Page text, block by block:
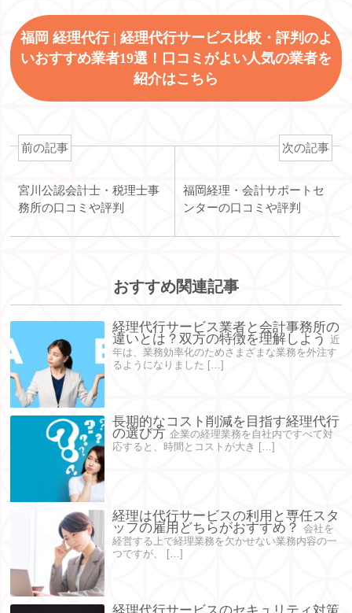
福岡 経理代行 | 経理代行サービス比較・評判のよ
いおすすめ業者19選！口コミがよい人気の業者を
紹介はこちら
前の記事
宮川公認会計士・税理士事
務所の口コミや評判
次の記事
福岡経理・会計サポートセ
ンターの口コミや評判
おすすめ関連記事
経理代行サービス業者と会計事務所の
違いとは？双方の特徴を理解しよう
近
年は、業務効率化のためさまざまな業務を外注す
るようになりました […]
長期的なコスト削減を目指す経理代行
の選び方 企業の経理業務を自社内ですべて対
応すると、時間とコストが大き […]
経理は代行サービスの利用と専任スタ
ッフの雇用どちらがおすすめ？
会社を
経営する上で経理業務を欠かせない業務内容の一
つですが、 […]